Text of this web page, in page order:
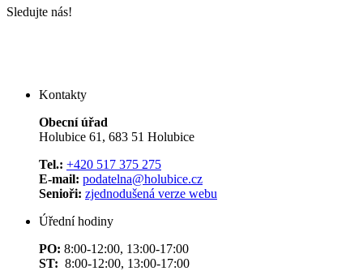
Sledujte nás!
Kontakty
Obecní úřad
Holubice 61, 683 51 Holubice
Tel.: +420 517 375 275
E-mail: podatelna@holubice.cz
Senioři: zjednodušená verze webu
Úřední hodiny
PO: 8:00-12:00, 13:00-17:00
ST: 8:00-12:00, 13:00-17:00